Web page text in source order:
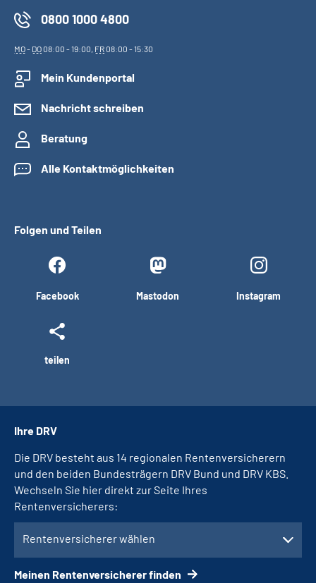
0800 1000 4800
MO- DO08:00 - 19:00, FR08:00 - 15:30
Mein Kundenportal
Nachricht schreiben
Beratung
Alle Kontaktmöglichkeiten
Folgen und Teilen
Facebook Mastodon Instagram
teilen
Ihre DRV
Die DRV besteht aus 14 regionalen Rentenversicherern
und den beiden Bundesträgern DRV Bund und DRV KBS.
Wechseln Sie hier direkt zur Seite Ihres
Rentenversicherers:
Rentenversicherer wählen
Meinen Rentenversicherer finden